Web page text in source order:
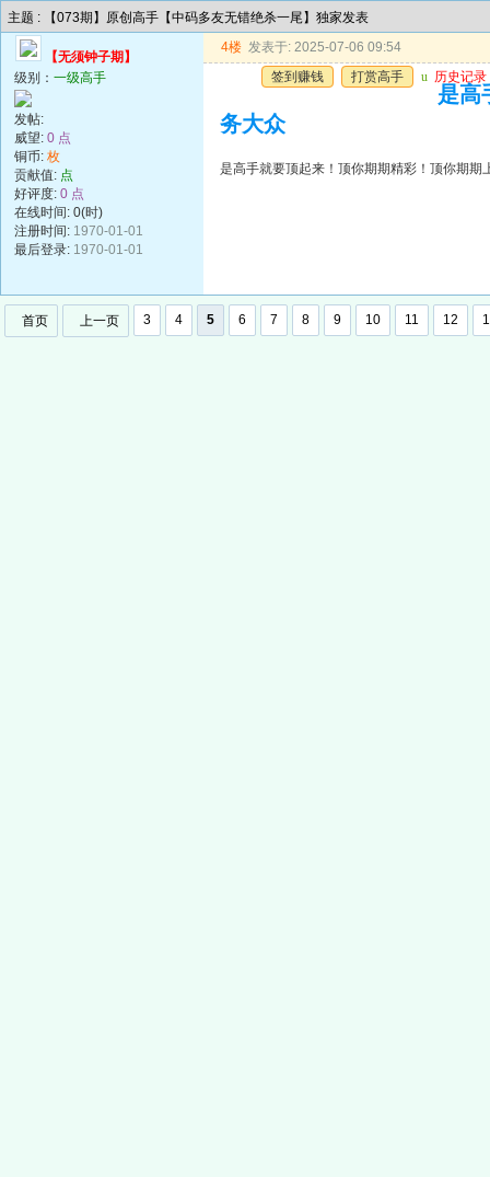
主题 : 【073期】原创高手【中码多友无错绝杀一尾】独家发表
【无须钟子期】
级别： 一级高手
发帖:
威望: 0 点
铜币: 枚
贡献值: 点
好评度: 0 点
在线时间: 0(时)
注册时间: 1970-01-01
最后登录: 1970-01-01
4楼 发表于: 2025-07-06 09:54
签到赚钱
打赏高手 u 历史记录
是高
务大众
是高手就要顶起来！顶你期期精彩！顶你期期
首页 上一页 3 4 5 6 7 8 9 10 11 12